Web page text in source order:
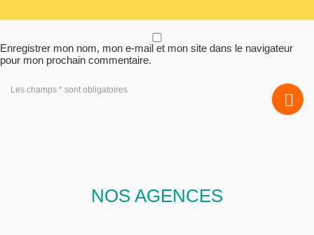
Enregistrer mon nom, mon e-mail et mon site dans le navigateur
pour mon prochain commentaire.
Les champs * sont obligatoires
NOS AGENCES